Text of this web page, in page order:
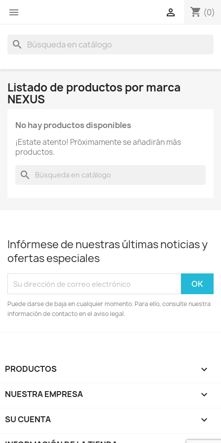
 shopping_cart (0)

search
Listado de productos por marca
NEXUS
No hay productos disponibles
¡Estate atento! Próximamente se añadirán más
productos.
search
Infórmese de nuestras últimas noticias y
ofertas especiales
Puede darse de baja en cualquier momento. Para ello, consulte nuestra
información de contacto en el aviso legal.
PRODUCTOS 
NUESTRA EMPRESA 
SU CUENTA 